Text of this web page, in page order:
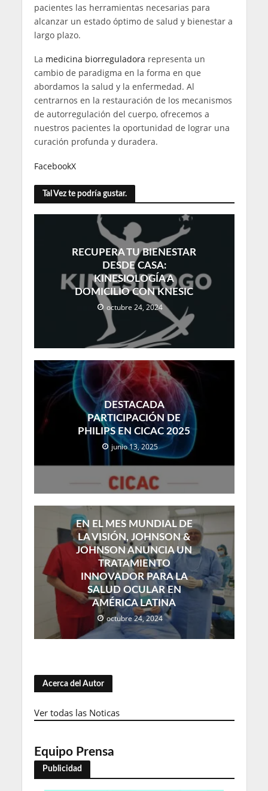
pacientes las herramientas necesarias para
alcanzar un estado óptimo de salud y bienestar a
largo plazo.
La medicina biorreguladora representa un
cambio de paradigma en la forma en que
abordamos la salud y la enfermedad. Al
centrarnos en la restauración de los mecanismos
de autorregulación del cuerpo, ofrecemos a
nuestros pacientes la oportunidad de lograr una
curación profunda y duradera.
FacebookX
Tal Vez te podría gustar.
RECUPERA TU BIENESTAR
DESDE CASA:
KINESIOLOGÍA A
DOMICILIO CON KNESIC
octubre 24, 2024
DESTACADA
PARTICIPACIÓN DE
PHILIPS EN CICAC 2025
junio 13, 2025
EN EL MES MUNDIAL DE
LA VISIÓN, JOHNSON &
JOHNSON ANUNCIA UN
TRATAMIENTO
INNOVADOR PARA LA
SALUD OCULAR EN
AMÉRICA LATINA
octubre 24, 2024
Acerca del Autor
Ver todas las Noticas
Equipo Prensa
Publicidad